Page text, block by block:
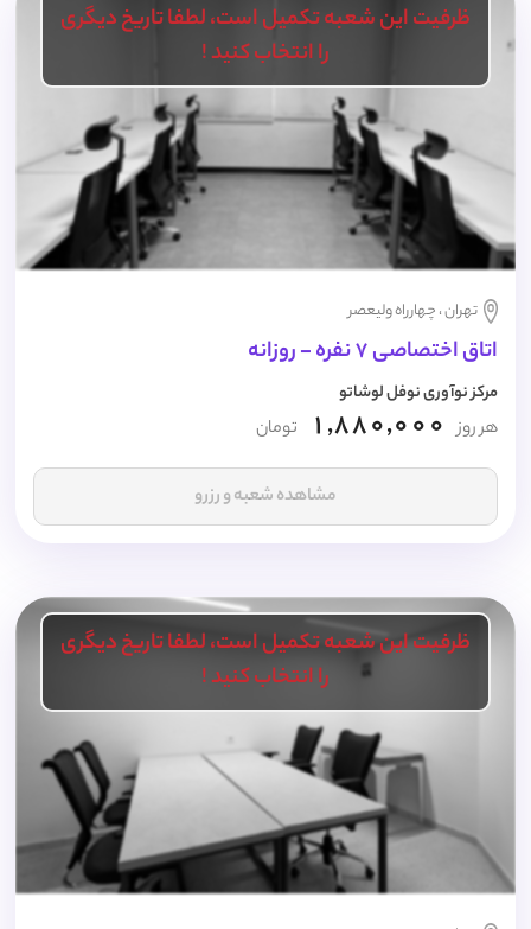
ظرفیت این شعبه تکمیل است، لطفا تاریخ دیگری
را انتخاب کنید !
تهران ، چهارراه ولیعصر
اتاق اختصاصی 7 نفره - روزانه
مرکز نوآوری نوفل لوشاتو
هر روز 1,880,000 تومان
مشاهده شعبه و رزرو
ظرفیت این شعبه تکمیل است، لطفا تاریخ دیگری
را انتخاب کنید !